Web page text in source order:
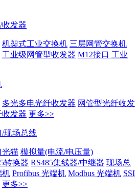
收发器
机架式工业交换机 三层网管交换机
工业级网管型收发器 M12接口 工业
多光多电光纤收发器 网管型光纤收发
发器 更多>>
/现场总线
光猫 模拟量(电流/电压量)
转换器 RS485集线器/中继器 现场总
机 Profibus 光端机 Modbus 光端机 SSI
更多>>